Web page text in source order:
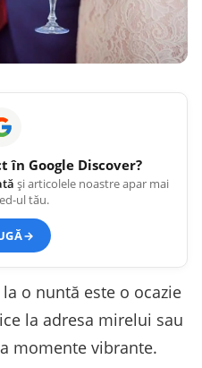
în Google Discover?
și articolele noastre apar mai
ul tău.
→
o nuntă este o ocazie
la adresa mirelui sau
momente vibrante.